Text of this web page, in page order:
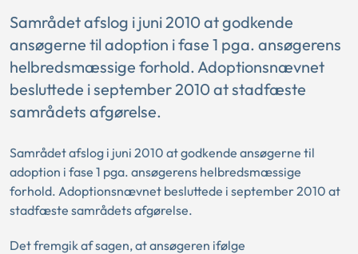
Samrådet afslog i juni 2010 at godkende
ansøgerne til adoption i fase 1 pga. ansøgerens
helbredsmæssige forhold. Adoptionsnævnet
besluttede i september 2010 at stadfæste
samrådets afgørelse.
Samrådet afslog i juni 2010 at godkende ansøgerne til
adoption i fase 1 pga. ansøgerens helbredsmæssige
forhold. Adoptionsnævnet besluttede i september 2010 at
stadfæste samrådets afgørelse.
Det fremgik af sagen, at ansøgeren ifølge